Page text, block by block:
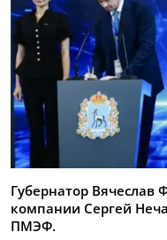
Губернатор Вячеслав
компании Сергей
ПМЭФ.